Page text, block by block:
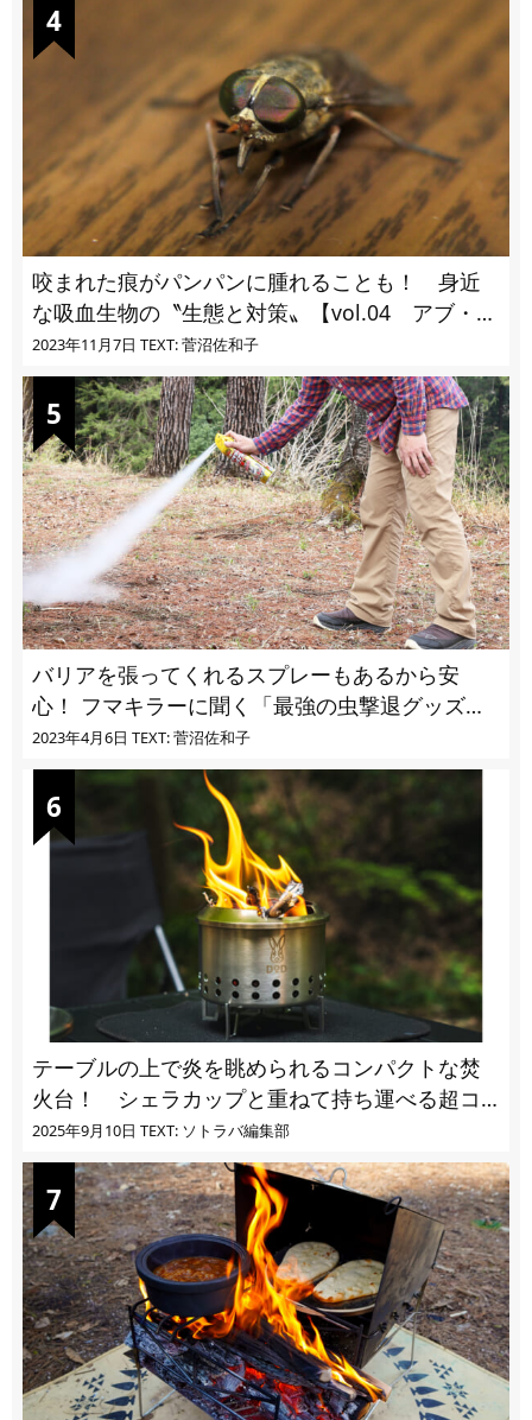
咬まれた痕がパンパンに腫れることも！ 身近
な吸血生物の〝生態と対策〟【vol.04 アブ・ブ
ユ・ヌカカ】
2023年11月7日 TEXT: 菅沼佐和子
バリアを張ってくれるスプレーもあるから安
心！ フマキラーに聞く「最強の虫撃退グッズ
vol.4」【キャンプサイトで使う虫よけ】
2023年4月6日 TEXT: 菅沼佐和子
テーブルの上で炎を眺められるコンパクトな焚
火台！ シェラカップと重ねて持ち運べる超コ
ンパクト収納
2025年9月10日 TEXT: ソトラバ編集部